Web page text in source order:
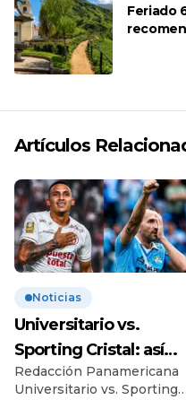
Feriado
Artículos
Noticias
Universitario vs.
Sporting Cristal: así
llegan al esperado
Redacción Panamericana
Universitario vs. Sporting